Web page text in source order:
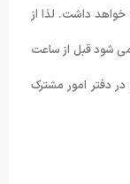
(۲۵ آذر ۱۳۹۴) ادامه خواهد داشت. لذا از
می شود قبل از ساعت
دفتر امور مشترک